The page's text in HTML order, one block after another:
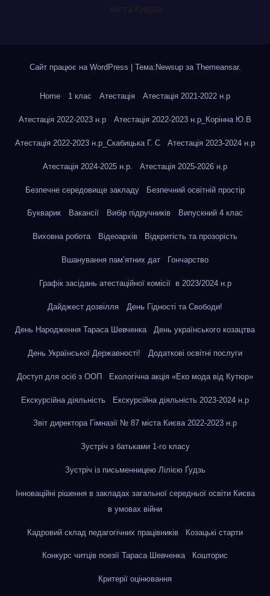
Сайт працює на WordPress Тема:Newsup за Themeansar.
Home 1 клас Атестація Атестація 2021-2022 н.р
Атестація 2022-2023 н.р Атестація 2022-2023 н.р_Корінна Ю.В
Атестація 2022-2023 н.р_Скабицька Г. С Атестація 2023-2024 н.р
Атестація 2024-2025 н.р. Атестація 2025-2026 н.р
Безпечне середовище закладу Безпечний освітній простір
Букварик Вакансії Вибір підручників Випускний 4 клас
Виховна робота Відеоархів Відкритість та прозорість
Вшанування пам’ятних дат Гончарство
Графік засідань атестаційної комісії в 2023/2024 н.р
Дайджест дозвілля День Гідності та Свободи!
День Народження Тараса Шевченка День українського козацтва
День Української Державності! Додаткові освітні послуги
Доступ для осіб з ООП Екологічна акція «Еко мода від Кутюр»
Екскурсійна діяльність Екскурсійна діяльність 2023-2024 н.р
Звіт директора Гімназії № 87 міста Києва 2022-2023 н.р
Зустріч з батьками 1-го класу
Зустріч із письменницею Лілією Ґудзь
Інноваційні рішення в закладах загальної середньої освіти Києва
в умовах війни
Кадровий склад педагогічних працівників Козацькі старти
Конкурс читців поезії Тараса Шевченка Кошторис
Критерії оцінювання